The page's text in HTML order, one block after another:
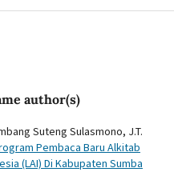
author(s)
Suteng Sulasmono, J.T.
Pembaca Baru Alkitab
(LAI) Di Kabupaten Sumba